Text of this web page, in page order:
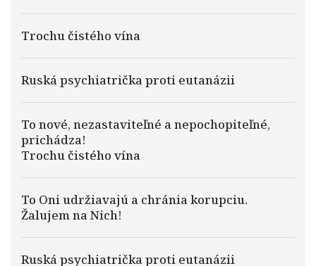
Trochu čistého vína
Ruská psychiatrička proti eutanázii
To nové, nezastaviteľné a nepochopiteľné,
prichádza!
Trochu čistého vína
To Oni udržiavajú a chránia korupciu.
Žalujem na Nich!
Ruská psychiatrička proti eutanázii